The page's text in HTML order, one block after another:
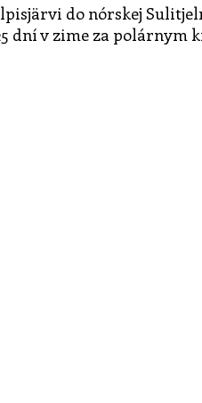
do nórskej
dní v zime za polárnym